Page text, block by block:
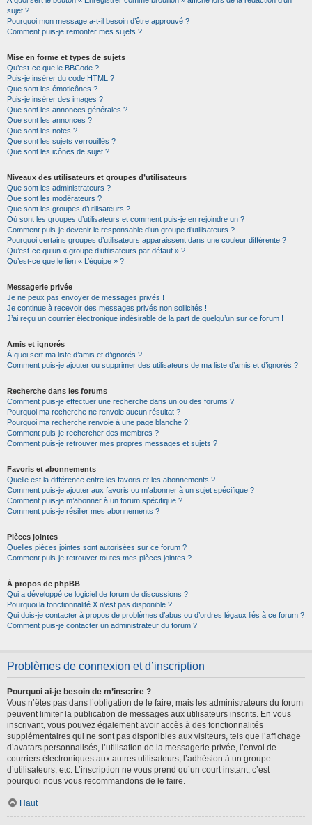
sujet ?
Pourquoi mon message a-t-il besoin d’être approuvé ?
Comment puis-je remonter mes sujets ?
Mise en forme et types de sujets
Qu’est-ce que le BBCode ?
Puis-je insérer du code HTML ?
Que sont les émoticônes ?
Puis-je insérer des images ?
Que sont les annonces générales ?
Que sont les annonces ?
Que sont les notes ?
Que sont les sujets verrouillés ?
Que sont les icônes de sujet ?
Niveaux des utilisateurs et groupes d’utilisateurs
Que sont les administrateurs ?
Que sont les modérateurs ?
Que sont les groupes d’utilisateurs ?
Où sont les groupes d’utilisateurs et comment puis-je en rejoindre un ?
Comment puis-je devenir le responsable d’un groupe d’utilisateurs ?
Pourquoi certains groupes d’utilisateurs apparaissent dans une couleur différente ?
Qu’est-ce qu’un « groupe d’utilisateurs par défaut » ?
Qu’est-ce que le lien « L’équipe » ?
Messagerie privée
Je ne peux pas envoyer de messages privés !
Je continue à recevoir des messages privés non sollicités !
J’ai reçu un courrier électronique indésirable de la part de quelqu’un sur ce forum !
Amis et ignorés
À quoi sert ma liste d’amis et d’ignorés ?
Comment puis-je ajouter ou supprimer des utilisateurs de ma liste d’amis et d’ignorés ?
Recherche dans les forums
Comment puis-je effectuer une recherche dans un ou des forums ?
Pourquoi ma recherche ne renvoie aucun résultat ?
Pourquoi ma recherche renvoie à une page blanche ?!
Comment puis-je rechercher des membres ?
Comment puis-je retrouver mes propres messages et sujets ?
Favoris et abonnements
Quelle est la différence entre les favoris et les abonnements ?
Comment puis-je ajouter aux favoris ou m’abonner à un sujet spécifique ?
Comment puis-je m’abonner à un forum spécifique ?
Comment puis-je résilier mes abonnements ?
Pièces jointes
Quelles pièces jointes sont autorisées sur ce forum ?
Comment puis-je retrouver toutes mes pièces jointes ?
À propos de phpBB
Qui a développé ce logiciel de forum de discussions ?
Pourquoi la fonctionnalité X n’est pas disponible ?
Qui dois-je contacter à propos de problèmes d’abus ou d’ordres légaux liés à ce forum ?
Comment puis-je contacter un administrateur du forum ?
Problèmes de connexion et d’inscription
Pourquoi ai-je besoin de m’inscrire ?
Vous n’êtes pas dans l’obligation de le faire, mais les administrateurs du forum
peuvent limiter la publication de messages aux utilisateurs inscrits. En vous
inscrivant, vous pouvez également avoir accès à des fonctionnalités
supplémentaires qui ne sont pas disponibles aux visiteurs, tels que l’affichage
d’avatars personnalisés, l’utilisation de la messagerie privée, l’envoi de
courriers électroniques aux autres utilisateurs, l’adhésion à un groupe
d’utilisateurs, etc. L’inscription ne vous prend qu’un court instant, c’est
pourquoi nous vous recommandons de le faire.
Haut